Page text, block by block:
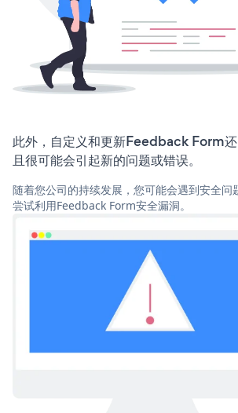
此外，自定义和更新Feedback Form
且很可能会引起新的问题或错误。
随着您公司的持续发展，您可能会遇到安全问
尝试利用Feedback Form安全漏洞。